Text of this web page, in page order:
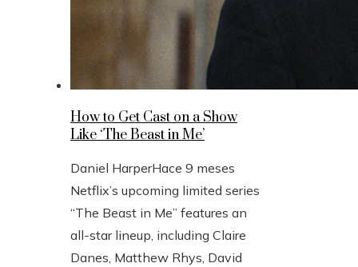
How to Get Cast on a Show
Like ‘The Beast in Me’
Daniel HarperHace 9 meses
Netflix’s upcoming limited series
“The Beast in Me” features an
all-star lineup, including Claire
Danes, Matthew Rhys, David